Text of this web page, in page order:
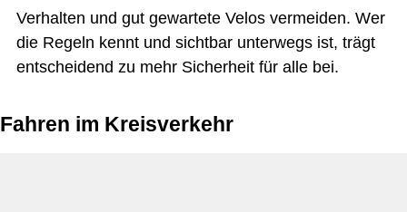
Verhalten und gut gewartete Velos vermeiden. Wer
die Regeln kennt und sichtbar unterwegs ist, trägt
entscheidend zu mehr Sicherheit für alle bei.
Fahren im Kreisverkehr